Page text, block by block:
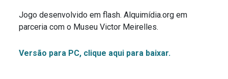
Jogo desenvolvido em flash. Alquimídia.org em
parceria com o Museu Victor Meirelles.
Versão para PC, clique aqui para baixar.